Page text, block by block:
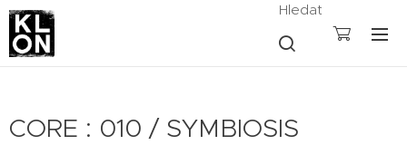
Hledat
CORE : 010 / SYMBIOSIS